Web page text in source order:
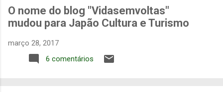
O nome do blog "Vidasemvoltas"
mudou para Japão Cultura e Turismo
março 28, 2017
6 comentários